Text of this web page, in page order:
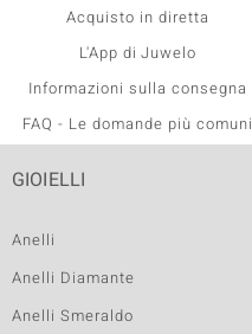
Acquisto in diretta
L'App di Juwelo
Informazioni sulla consegna
FAQ - Le domande più comuni
GIOIELLI
Anelli
Anelli Diamante
Anelli Smeraldo